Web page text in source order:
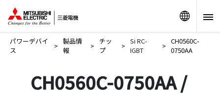
パワーデバイ
ス
>
製品情
報
>
チッ
プ
> Si RC-
IGBT
> CH0560C-
0750AA
CH0560C-0750AA /